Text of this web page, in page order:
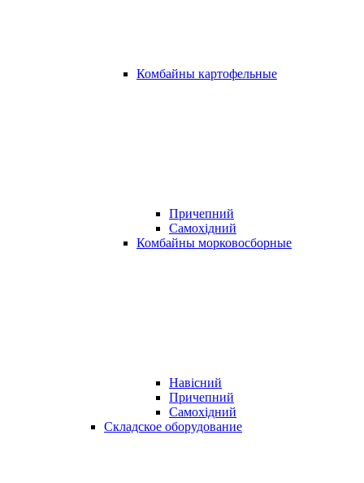
Комбайны картофельные
Причепний
Самохідний
Комбайны морковосборные
Навісний
Причепний
Самохідний
Складское оборудование